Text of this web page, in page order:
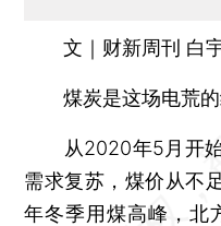
文｜财新周刊 白
煤炭是这场电荒的
从2020年5月开始
需求复苏，煤价从不
年冬季用煤高峰，北